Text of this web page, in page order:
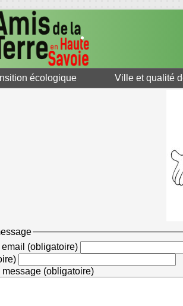
écologique Ville et qualité
(obligatoire)
message (obligatoire)